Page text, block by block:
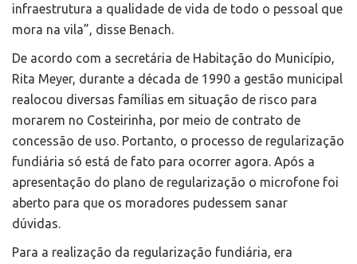
infraestrutura a qualidade de vida de todo o pessoal que
mora na vila”, disse Benach.
De acordo com a secretária de Habitação do Município,
Rita Meyer, durante a década de 1990 a gestão municipal
realocou diversas famílias em situação de risco para
morarem no Costeirinha, por meio de contrato de
concessão de uso. Portanto, o processo de regularização
fundiária só está de fato para ocorrer agora. Após a
apresentação do plano de regularização o microfone foi
aberto para que os moradores pudessem sanar
dúvidas.
Para a realização da regularização fundiária, era